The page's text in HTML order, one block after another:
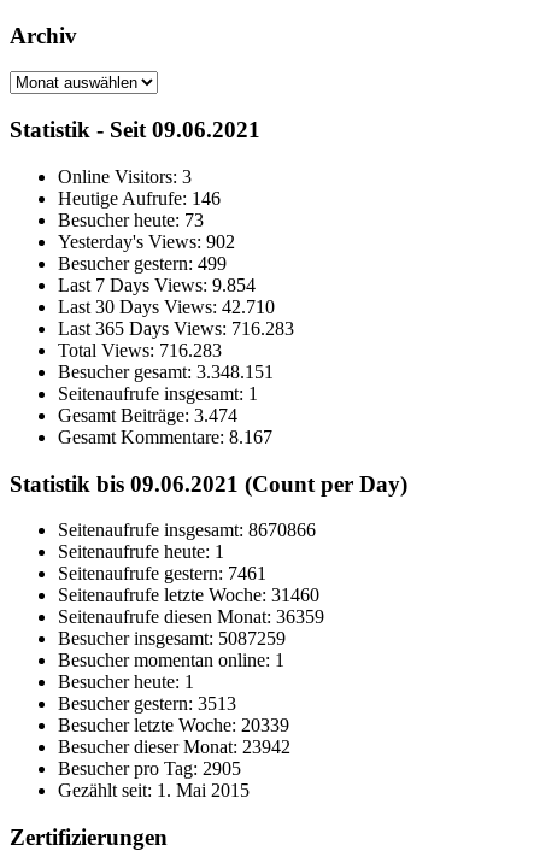
Archiv
Archiv
Statistik - Seit 09.06.2021
Online Visitors: 3
Heutige Aufrufe: 146
Besucher heute: 73
Yesterday's Views: 902
Besucher gestern: 499
Last 7 Days Views: 9.854
Last 30 Days Views: 42.710
Last 365 Days Views: 716.283
Total Views: 716.283
Besucher gesamt: 3.348.151
Seitenaufrufe insgesamt: 1
Gesamt Beiträge: 3.474
Gesamt Kommentare: 8.167
Statistik bis 09.06.2021 (Count per Day)
Seitenaufrufe insgesamt: 8670866
Seitenaufrufe heute: 1
Seitenaufrufe gestern: 7461
Seitenaufrufe letzte Woche: 31460
Seitenaufrufe diesen Monat: 36359
Besucher insgesamt: 5087259
Besucher momentan online: 1
Besucher heute: 1
Besucher gestern: 3513
Besucher letzte Woche: 20339
Besucher dieser Monat: 23942
Besucher pro Tag: 2905
Gezählt seit: 1. Mai 2015
Zertifizierungen